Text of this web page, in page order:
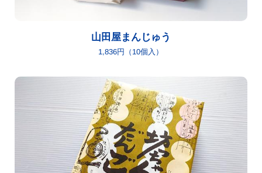
山田屋まんじゅう
1,836円（10個入）